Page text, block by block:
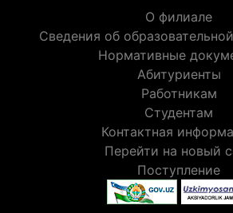
О филиале
Сведения об
Нормативные
Абитуриенты
Работникам
Студентам
Контактная
Перейти на новый
Поступление